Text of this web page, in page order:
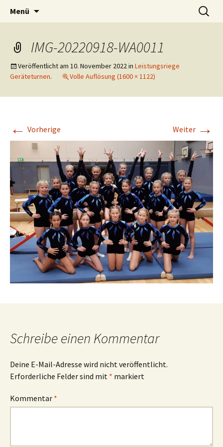
OTB-Wuppertal
Menü
Suchen
nach:
IMG-20220918-WA0011
Veröffentlicht am 10. November 2022in Leistungsriege
Geräteturnen. Volle Auflösung (1600 × 1122)
← Vorherige Weiter →
Schreibe einen Kommentar
Deine E-Mail-Adresse wird nicht veröffentlicht.
Erforderliche Felder sind mit * markiert
Kommentar *